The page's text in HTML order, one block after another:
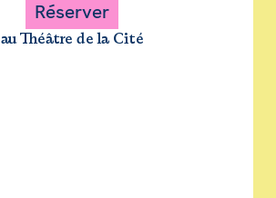
Réserver
au Théâtre de la Cité